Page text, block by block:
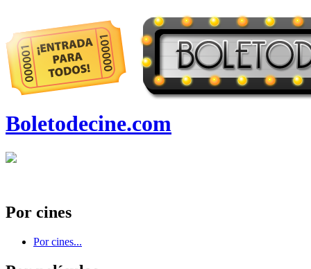
Boletodecine.com
Por cines
Por cines...